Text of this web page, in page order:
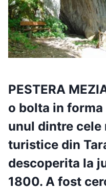
PESTERA
o bolta in
unul dintre
turistice din
descoperita la
1800. A fost